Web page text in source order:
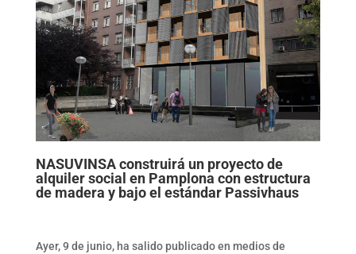
NASUVINSA construirá un proyecto de
alquiler social en Pamplona con estructura
de madera y bajo el estándar Passivhaus
Ayer, 9 de junio, ha salido publicado en medios de